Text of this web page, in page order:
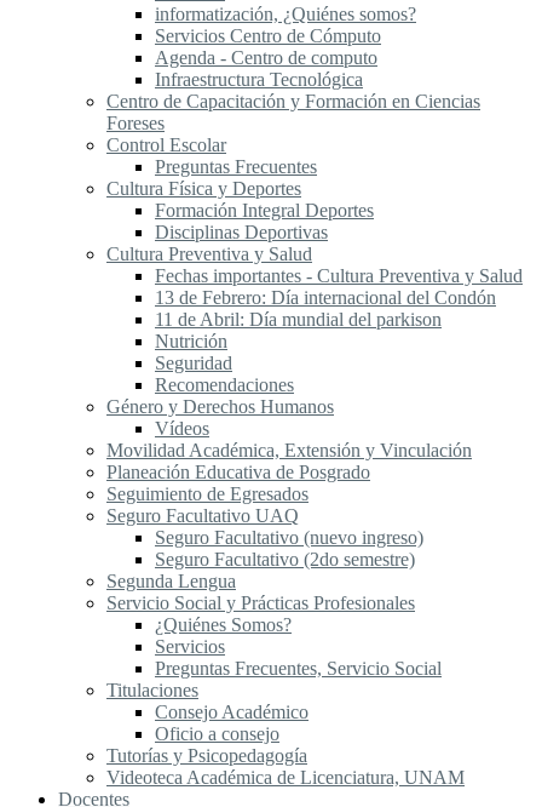
informatización, ¿Quiénes somos?
Servicios Centro de Cómputo
Agenda - Centro de computo
Infraestructura Tecnológica
Centro de Capacitación y Formación en Ciencias
Foreses
Control Escolar
Preguntas Frecuentes
Cultura Física y Deportes
Formación Integral Deportes
Disciplinas Deportivas
Cultura Preventiva y Salud
Fechas importantes - Cultura Preventiva y Salud
13 de Febrero: Día internacional del Condón
11 de Abril: Día mundial del parkison
Nutrición
Seguridad
Recomendaciones
Género y Derechos Humanos
Vídeos
Movilidad Académica, Extensión y Vinculación
Planeación Educativa de Posgrado
Seguimiento de Egresados
Seguro Facultativo UAQ
Seguro Facultativo (nuevo ingreso)
Seguro Facultativo (2do semestre)
Segunda Lengua
S​ervicio Social y Prácticas Profesionales
¿Quiénes Somos?
Servicios
Preguntas Frecuentes, Servicio Social
Titulaciones
Consejo Académico
Oficio a consejo
Tutorías y Psicopedagogía
Videoteca Académica de Licenciatura, UNAM
Docentes